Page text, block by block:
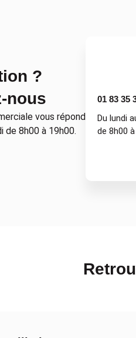
?
nous
vous répond
de 8h00 à 19h00.
01 83 35
Du lundi
de 8h00